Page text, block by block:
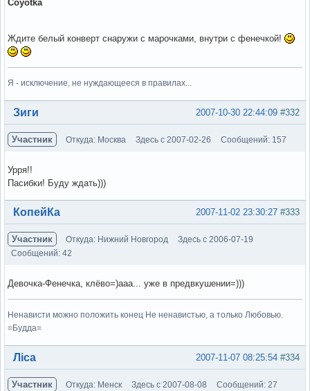
Coyotka
Ждите белый конверт снаружи с марочками, внутри с фенечкой!
Я - исключение, не нуждающееся в правилах...
Вне форума #332
2007-10-30 22:44:09
Зиги
Участник Откуда: Москва Здесь с 2007-02-26 Сообщений: 157
Урря!!
Пасибки! Буду ждать)))
Вне форума #333
2007-11-02 23:30:27
КопейКа
Участник Откуда: Нижний Новгород
Здесь с 2006-07-19
Сообщений: 42
Девочка-Фенечка, клёво=)ааа... уже в предвкушении=)))
Ненависти можно положить конец Не ненавистью, а только Любовью.
=Будда=
Вне форума #334
2007-11-07 08:25:54
Ліса
Участник Откуда: Менск Здесь с 2007-08-08 Сообщений: 27